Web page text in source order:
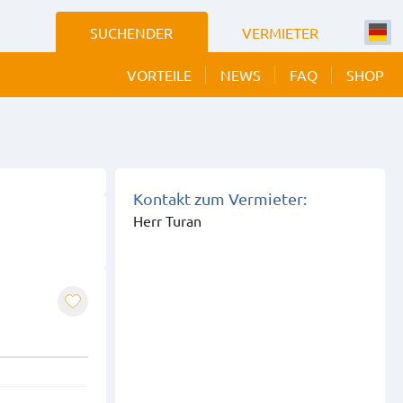
SUCHENDER VERMIETER
VORTEILE NEWS FAQ SHOP
Kontakt zum Vermieter:
Herr Turan